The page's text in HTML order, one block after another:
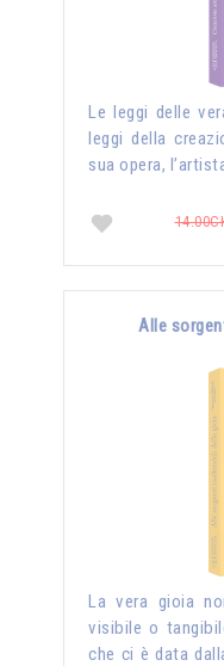
Le leggi delle
leggi della
sua opera,
Alle
La vera gioia
visibile o
che ci è data